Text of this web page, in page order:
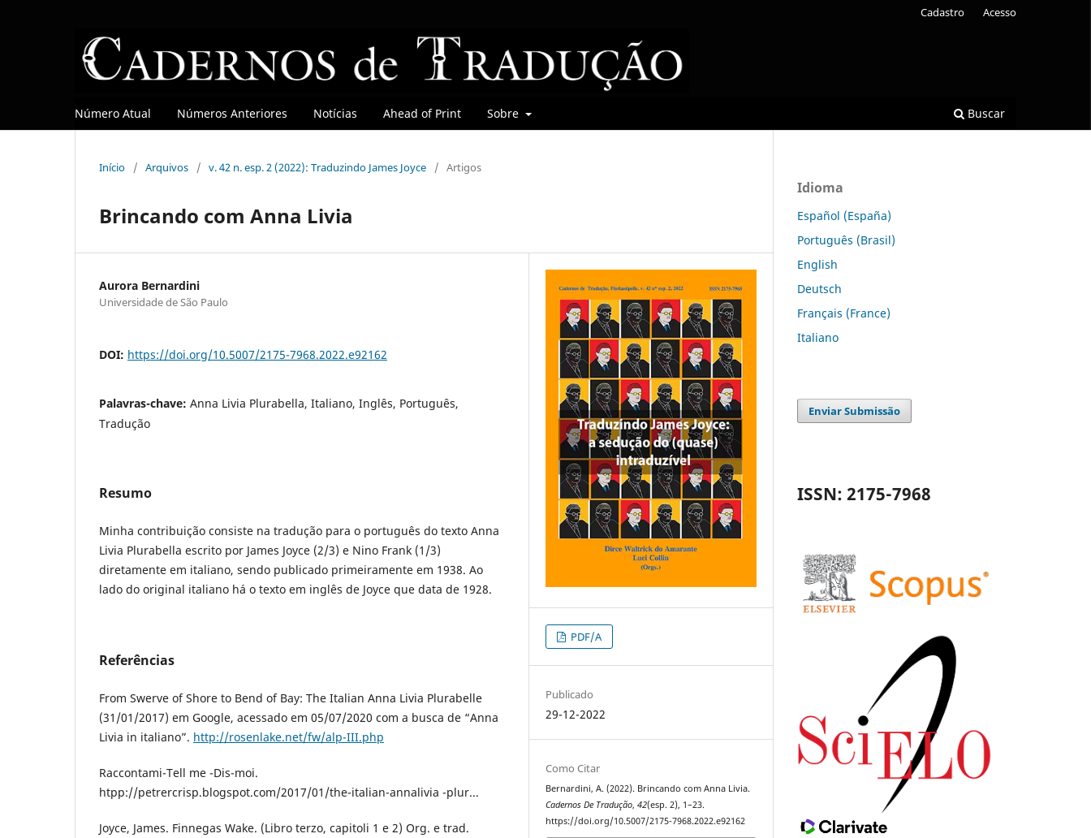
Número Atual Números Anteriores Notícias Ahead of Print Sobre Buscar
Cadastro Acesso
Início / Arquivos / v. 42 n. esp. 2 (2022): Traduzindo James Joyce / Artigos
Brincando com Anna Livia
Aurora Bernardini
Universidade de São Paulo
DOI: https://doi.org/10.5007/2175-7968.2022.e92162
Palavras-chave: Anna Livia Plurabella, Italiano, Inglês, Português,
Tradução
Resumo
Minha contribuição consiste na tradução para o português do texto Anna
Livia Plurabella escrito por James Joyce (2/3) e Nino Frank (1/3)
diretamente em italiano, sendo publicado primeiramente em 1938. Ao
lado do original italiano há o texto em inglês de Joyce que data de 1928.
Referências
From Swerve of Shore to Bend of Bay: The Italian Anna Livia Plurabelle
(31/01/2017) em Google, acessado em 05/07/2020 com a busca de “Anna
Livia in italiano”. http://rosenlake.net/fw/alp-III.php
Raccontami-Tell me -Dis-moi.
htpp://petrercrisp.blogspot.com/2017/01/the-italian-annalivia -plur...
Joyce, James. Finnegas Wake. (Libro terzo, capitoli 1 e 2) Org. e trad.
PDF/A
Publicado
29-12-2022
Como Citar
Bernardini, A. (2022). Brincando com Anna Livia.
Cadernos De Tradução,42(esp. 2), 1–23.
https://doi.org/10.5007/2175-7968.2022.e92162
Idioma
Español (España)
Português (Brasil)
English
Deutsch
Français (France)
Italiano
Enviar Submissão
ISSN: 2175-7968